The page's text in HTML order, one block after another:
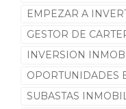
Pujar en subasta
gratificante si se
EMPEZAR A
GESTOR DE
INVERSION
OPORTUNIDADES
SUBASTAS